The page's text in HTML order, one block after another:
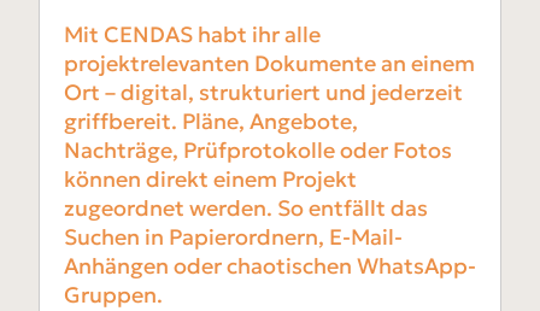
Mit CENDAS habt ihr alle
projektrelevanten Dokumente an einem
Ort – digital, strukturiert und jederzeit
griffbereit. Pläne, Angebote,
Nachträge, Prüfprotokolle oder Fotos
können direkt einem Projekt
zugeordnet werden. So entfällt das
Suchen in Papierordnern, E-Mail-
Anhängen oder chaotischen WhatsApp-
Gruppen.